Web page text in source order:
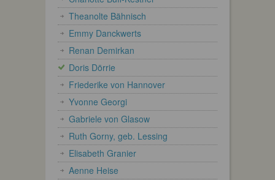
Theanolte Bähnisch
Emmy Danckwerts
Renan Demirkan
Doris Dörrie
Friederike von Hannover
Yvonne Georgi
Gabriele von Glasow
Ruth Gorny, geb. Lessing
Elisabeth Granier
Aenne Heise